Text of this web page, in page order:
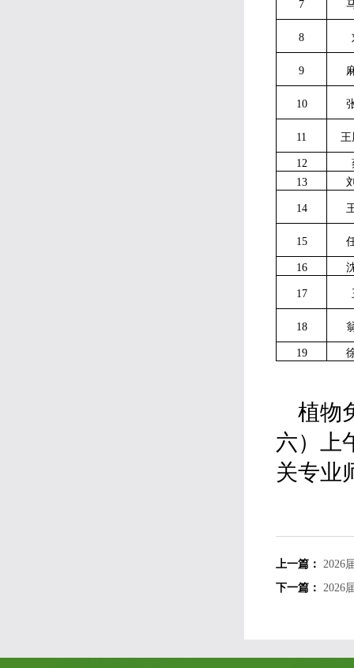
7
8
9
10
11 王
12
13
14
15
16
17
18
19
植物
六）上
关专业
上一篇： 2026
下一篇： 2026